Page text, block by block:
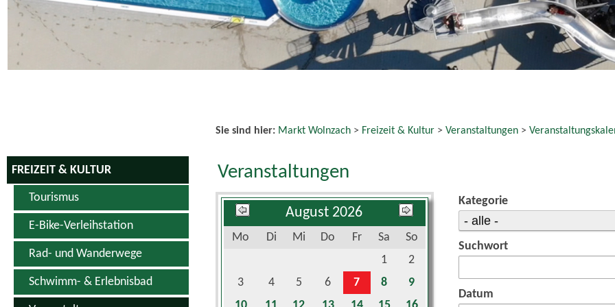
FREIZEIT & KULTUR
Tourismus
E-Bike-Verleihstation
Rad- und Wanderwege
Schwimm- & Erlebnisbad
Sie sind hier: Markt Wolnzach> Freizeit & Kultur> Veranstaltungen>
Veranstaltungen
August 2026
Mo Di Mi Do Fr Sa
So
1
2
3
4 5 6 7 8
9
Kategorie
Suchwort
Datum